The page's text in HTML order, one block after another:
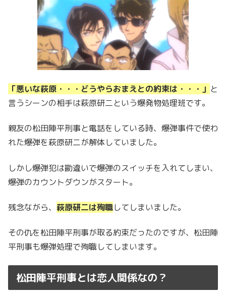
「悪いな萩原・・・どうやらおまえとの約束は・・・」 と
言うシーンの相手は萩原研二という爆発物処理班です。
親友の松田陣平刑事と電話をしている時、爆弾事件で使わ
れた爆弾を萩原研二が解体していました。
しかし爆弾犯は勘違いで爆弾のスイッチを入れてしまい、
爆弾のカウントダウンがスタート。
残念ながら、 萩原研二は殉職してしまいました。
その仇を松田陣平刑事が取る約束だったのですが、松田陣
平刑事も爆弾処理で殉職してしまいます。
松田陣平刑事とは恋人関係なの？